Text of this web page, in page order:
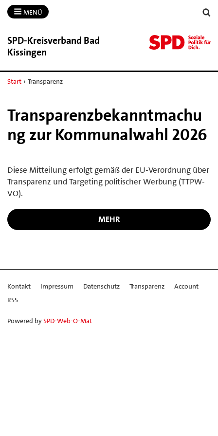
MENÜ
SPD-​Kreisverband Bad
Kissingen
Start › Transparenz
Transparenzbekanntmachu
ng zur Kommunalwahl 2026
Diese Mitteilung erfolgt gemäß der EU-Verordnung über
Transparenz und Targeting politischer Werbung (TTPW-
VO).
MEHR
Kontakt Impressum Datenschutz Transparenz
Account
RSS
Powered bySPD-Web-O-Mat